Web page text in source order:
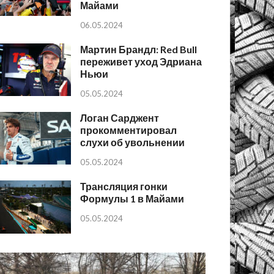
Майами
06.05.2024
Мартин Брандл: Red Bull
переживет уход Эдриана
Ньюи
05.05.2024
Логан Сарджент
прокомментировал
слухи об увольнении
05.05.2024
Трансляция гонки
Формулы 1 в Майами
05.05.2024